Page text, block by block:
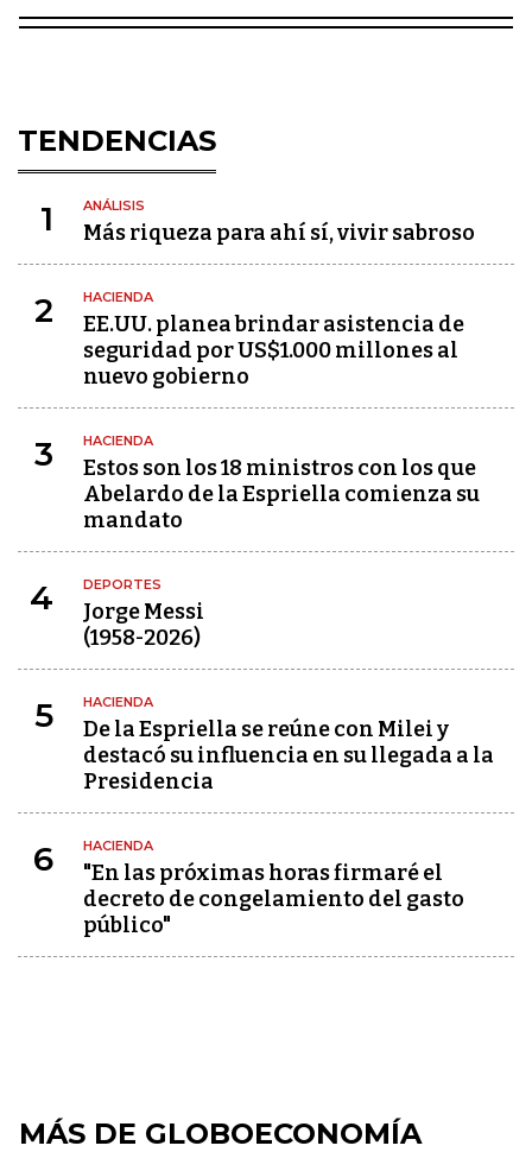
TENDENCIAS
1 ANÁLISIS
Más riqueza para ahí sí, vivir sabroso
2 HACIENDA
EE.UU. planea brindar asistencia de
seguridad por US$1.000 millones al
nuevo gobierno
3 HACIENDA
Estos son los 18 ministros con los que
Abelardo de la Espriella comienza su
mandato
4 DEPORTES
Jorge Messi
(1958-2026)
5 HACIENDA
De la Espriella se reúne con Milei y
destacó su influencia en su llegada a la
Presidencia
6 HACIENDA
"En las próximas horas firmaré el
decreto de congelamiento del gasto
público"
MÁS DE GLOBOECONOMÍA